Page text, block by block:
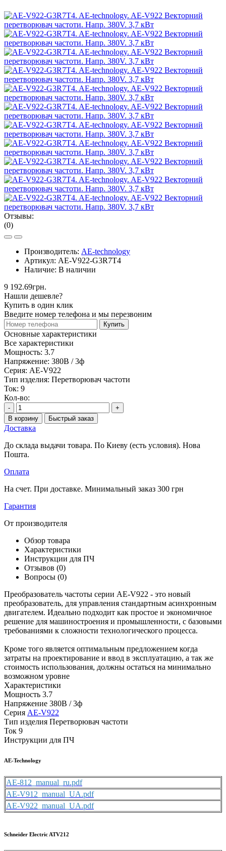
Отзывы:
(0)
Производитель: AE-technology
Артикул: AE-V922-G3R7T4
Наличие: В наличии
9 192.69грн.
Нашли дешевле?
Купить в один клик
Введите номер телефона и мы перезвоним
Купить
Основные характеристики
Все характеристики
Мощность: 3.7
Напряжение: 380В / 3ф
Серия: AE-V922
Тип изделия: Перетворювач частоти
Ток: 9
Кол-во:
-
+
В корзину
Быстрый заказ
Доставка
До склада выдачи товара. По Киеву (есть условия). Нова
Пошта.
Оплата
На счет. При доставке. Минимальный заказ 300 грн
Гарантия
От производителя
Обзор товара
Характеристики
Инструкции для ПЧ
Отзывов (0)
Вопросы (0)
Преобразователь частоты серии AE-V922 - это новый
преобразователь, для управления стандартным асинхронным
двигателем. Идеально подходит как простое и экономичное
решение для машиностроения и промышленности, с базовыми
требованиями к сложности технологического процесса.
Кроме того является оптимальным предложением когда
затраты на проектирование и ввод в эксплуатацию, а так же
стоимость использования, должны остаться на минимально
возможном уровне
Характеристики
Мощность 3.7
Напряжение 380В / 3ф
Серия AE-V922
Тип изделия Перетворювач частоти
Ток 9
Инструкции для ПЧ
AE-Technology
AE-812_manual_ru.pdf
AE-V912_manual_UA.pdf
AE-V922_manual_UA.pdf
Schneider Electric ATV212